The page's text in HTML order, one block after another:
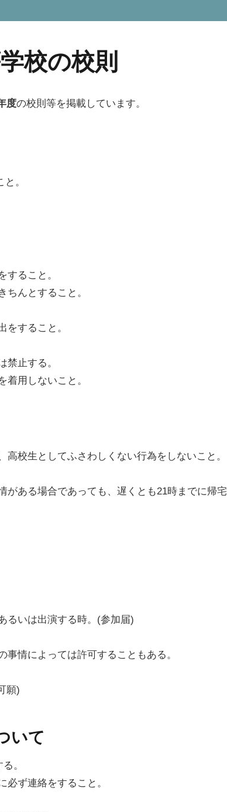
校の校則
度の校則等を掲載しています。
。
すること。
んとすること。
をすること。
禁止する。
用しないこと。
校生としてふさわしくない行為をしないこと。
がある場合であっても、遅くとも21時までに帰宅
るいは出演する時。(参加届)
情によっては許可することもある。
願)
いて
。
ず連絡をすること。